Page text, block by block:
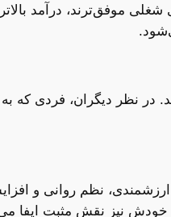
موفق‌ترند، درآمد
در نظر دیگران، فردی که
نظم روانی و
خودش نیز نقش مثبت ایفا